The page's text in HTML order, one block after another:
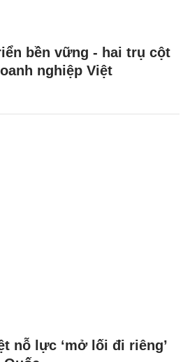
bền vững - hai trụ cột
nghiệp Việt
nỗ lực ‘mở lối đi riêng’